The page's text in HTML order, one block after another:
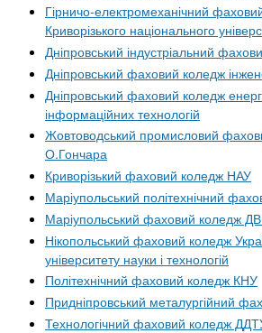
Гірничо-електромеханічний
Криворізького національного
Дніпровський індустріальний
Дніпровський фаховий коледж
Дніпровський фаховий коледж
інформаційних технологій
Жовтоводський промисловий
О.Гончара
Криворізький фаховий коледж НАУ
Маріупольський політехнічний
Маріупольський фаховий коледж
Нікопольський фаховий коледж
університету науки і технологій
Політехнічний фаховий коледж КНУ
Придніпровський металургійний
Технологічний фаховий коледж